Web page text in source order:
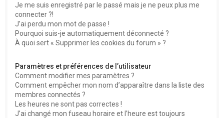
Je me suis enregistré par le passé mais je ne peux plus me
connecter ?!
J’ai perdu mon mot de passe !
Pourquoi suis-je automatiquement déconnecté ?
À quoi sert « Supprimer les cookies du forum » ?
Paramètres et préférences de l’utilisateur
Comment modifier mes paramètres ?
Comment empêcher mon nom d’apparaître dans la liste des
membres connectés ?
Les heures ne sont pas correctes !
J’ai changé mon fuseau horaire et l’heure est toujours